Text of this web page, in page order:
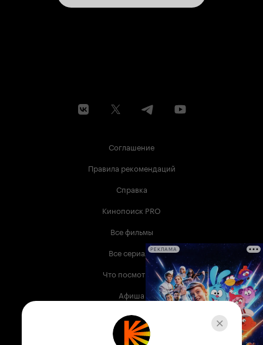
Соглашение
Правила рекомендаций
Справка
Кинопоиск PRO
Все фильмы
Все сериалы
Что посмотреть
Афиша
Музыка
Телепрограмма
РЕКЛАМА